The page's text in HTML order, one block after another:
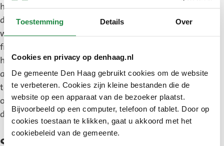
Toestemming Details Over
Cookies en privacy op denhaag.nl
De gemeente Den Haag gebruikt cookies om de website
te verbeteren. Cookies zijn kleine bestanden die de
website op een apparaat van de bezoeker plaatst.
Bijvoorbeeld op een computer, telefoon of tablet. Door op
cookies toestaan te klikken, gaat u akkoord met het
cookiebeleid van de gemeente.
hebben. We hebben veel contact met het
daklozenteam, de boswachters en de politie. We
willen heel graag helpen en het is soms wel
frustrerend als een overlastgever steeds weer in
hetzelfde gedrag vervalt. Collega’s steunen elkaar
als er iets heftigs is gebeurd. Soms kom je iemand
tegen die eerderoverlast gaf en nu het leven weer
op de rails heeft. Voor hen stap ik elke dag weer op
de fiets.’